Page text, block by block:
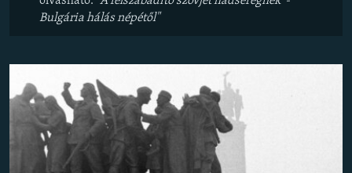
Bulgária hálás népétől"